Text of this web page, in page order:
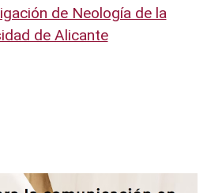
de Neología de la
de Alicante